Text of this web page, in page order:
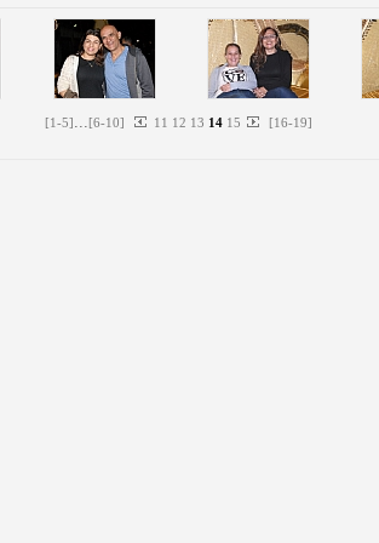
[1-5]...[6-10] 11 12 13 14 15 [16-19]